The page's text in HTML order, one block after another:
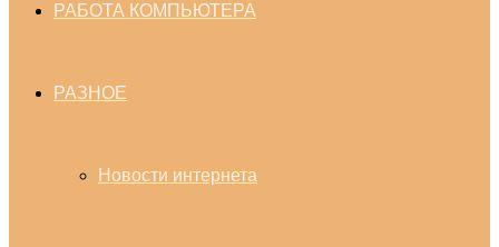
РАБОТА КОМПЬЮТЕРА
РАЗНОЕ
Новости интернета